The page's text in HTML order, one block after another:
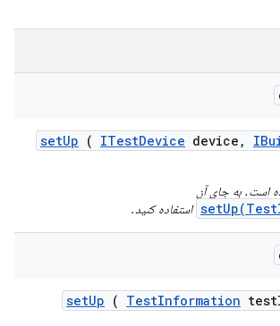
setUp ( ITestDevice device ,
است. به جای آن
استفاده کنید.
setUp ( TestInformation test